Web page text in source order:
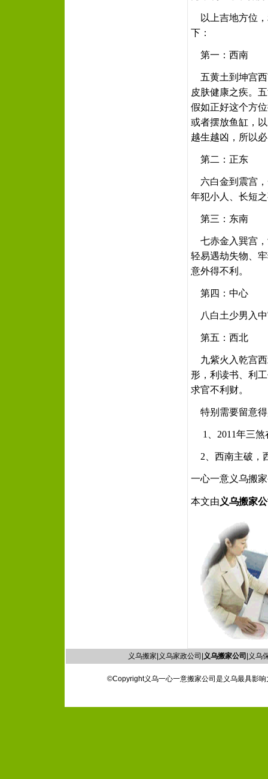
以上吉地方位，
下：
第一：西南
五黄土到坤宫西
皮肤健康之疾。
假如正好这个方
或者摆放鱼缸，
越生越凶，所以
第二：正东
六白金到震宫，
年犯小人、长短
第三：东南
七赤金入巽宫，
轻易遇劫失物、
意外得不利。
第四：中心
八白土少男入中
第五：西北
九紫火入乾宫西
形，利读书、利
求官不利财。
特别需要留意
1、2011年三煞
2、西南主破，
一心一意义乌搬
本文由 义乌搬家
义乌搬家|义乌家政公司| 义乌搬家公司 |义乌
©Copyright义乌一心一意搬家公司是义乌最具影响